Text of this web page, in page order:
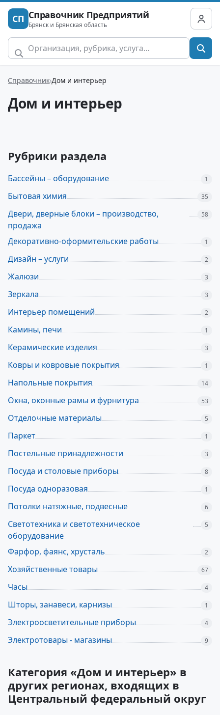
СП Справочник Предприятий
Брянск и Брянская область
Справочник Дом и интерьер
Дом и интерьер
Рубрики раздела
Бассейны – оборудование 1
Бытовая химия 35
Двери, дверные блоки – производство,
продажа
58
Декоративно-оформительские работы 1
Дизайн – услуги 2
Жалюзи 3
Зеркала 3
Интерьер помещений 2
Камины, печи 1
Керамические изделия 3
Ковры и ковровые покрытия 1
Напольные покрытия 14
Окна, оконные рамы и фурнитура 53
Отделочные материалы 5
Паркет 1
Постельные принадлежности 3
Посуда и столовые приборы 8
Посуда одноразовая 1
Потолки натяжные, подвесные 6
Светотехника и светотехническое
оборудование
5
Фарфор, фаянс, хрусталь 2
Хозяйственные товары 67
Часы 4
Шторы, занавеси, карнизы 1
Электроосветительные приборы 4
Электротовары - магазины 9
Категория «Дом и интерьер» в
других регионах, входящих в
Центральный федеральный округ